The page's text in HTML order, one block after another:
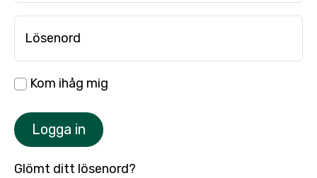
Lösenord
Kom ihåg mig
Logga in
Glömt ditt lösenord?